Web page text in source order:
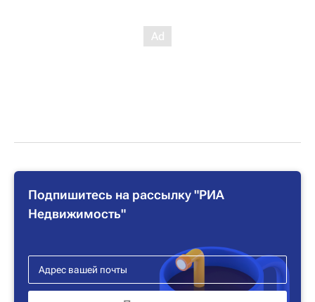
Подпишитесь на рассылку "РИА
Недвижимость"